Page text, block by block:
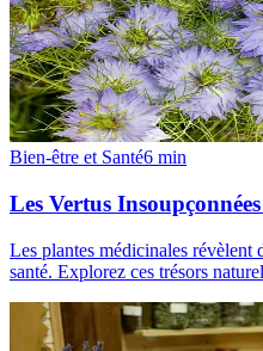
Bien-être et Santé6 min
Les Vertus
Les plantes médicinales révèlent
santé. Explorez ces trésors